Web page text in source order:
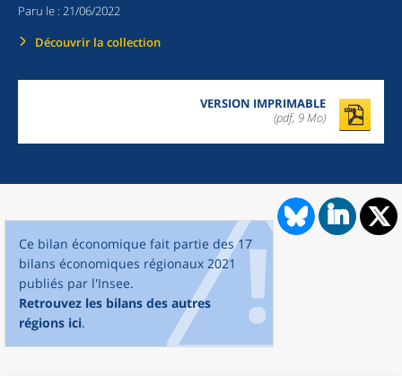
Paru le : 21/06/2022
Découvrir la collection
VERSION IMPRIMABLE
(pdf, 9 Mo)
Ce bilan économique fait partie des 17
bilans économiques régionaux 2021
publiés par l'Insee.
Retrouvez les bilans des autres
régions ici.